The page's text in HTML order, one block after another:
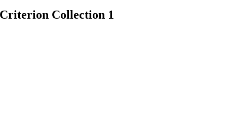
Criterion Collection 1